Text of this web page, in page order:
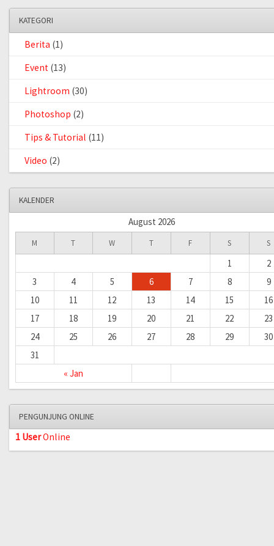
KATEGORI
Berita (1)
Event (13)
Lightroom (30)
Photoshop (2)
Tips & Tutorial (11)
Video (2)
KALENDER
August 2026
M T W T F S S
« Jan
1
2
3
4 5 6 7 8
9
10
11 12 13 14 15
16
17
18 19 20 21 22
23
24
25 26 27 28 29
30
31
PENGUNJUNG ONLINE
1 UserOnline